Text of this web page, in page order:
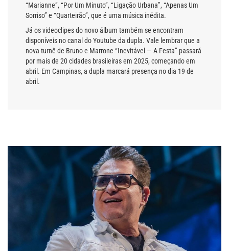
“Marianne”, “Por Um Minuto”, “Ligação Urbana”, “Apenas Um
Sorriso” e “Quarteirão”, que é uma música inédita.
Já os videoclipes do novo álbum também se encontram
disponíveis no canal do Youtube da dupla. Vale lembrar que a
nova turnê de Bruno e Marrone “Inevitável — A Festa” passará
por mais de 20 cidades brasileiras em 2025, começando em
abril. Em Campinas, a dupla marcará presença no dia 19 de
abril.